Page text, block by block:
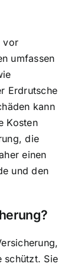
vor
umfassen
Erdrutsche
kann
Kosten
die
einen
und den
schützt. Sie